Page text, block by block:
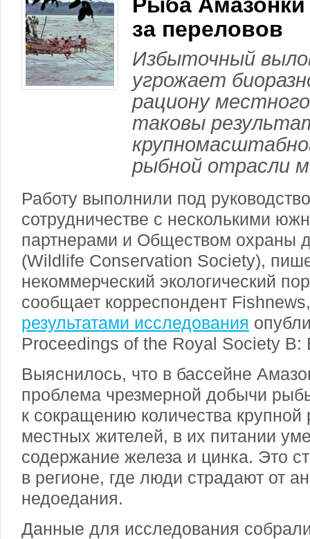
за переловов
Избыточный
угрожает
рациону
таковы
рыбной отрасли
Работу выполнили под
сотрудничестве с несколькими
партнерами и Обществом охраны
(Wildlife Conservation Society),
некоммерческий экологический
сообщает корреспондент
результатами исследования
Proceedings of the Royal Society
Выяснилось, что в бассейне
проблема чрезмерной добычи
к сокращению количества
местных жителей, в их питании
содержание железа и цинка. Это
в регионе, где люди страдают от
недоедания.
Данные для исследования